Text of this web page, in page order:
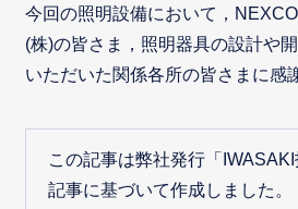
今回の照明設備において，
(株)の皆さま，照明器具の設計や
いただいた関係各所の皆さまに感
この記事は弊社発行「
記事に基づいて作成しました。